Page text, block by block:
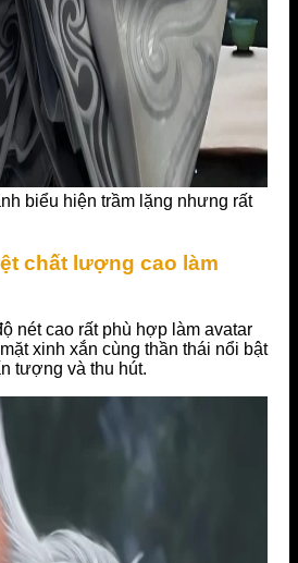
biểu hiện trầm lặng nhưng rất
chất lượng cao làm
nét cao rất phù hợp làm avatar
xinh xắn cùng thần thái nổi bật
tượng và thu hút.